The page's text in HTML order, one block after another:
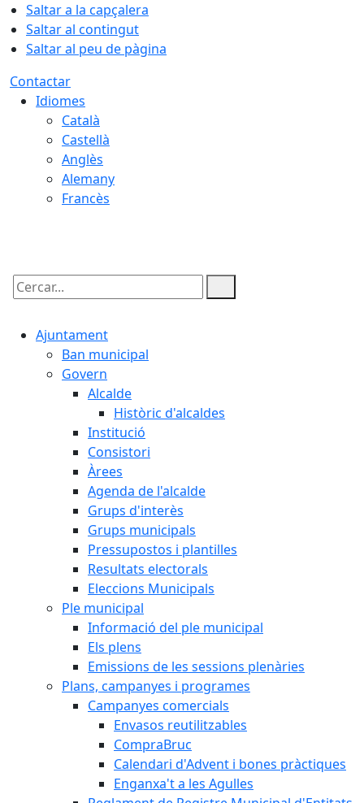
Saltar a la capçalera
Saltar al contingut
Saltar al peu de pàgina
Contactar
Idiomes
Català
Castellà
Anglès
Alemany
Francès
Cercar:
Ajuntament
Ban municipal
Govern
Alcalde
Històric d'alcaldes
Institució
Consistori
Àrees
Agenda de l'alcalde
Grups d'interès
Grups municipals
Pressupostos i plantilles
Resultats electorals
Eleccions Municipals
Ple municipal
Informació del ple municipal
Els plens
Emissions de les sessions plenàries
Plans, campanyes i programes
Campanyes comercials
Envasos reutilitzables
CompraBruc
Calendari d'Advent i bones pràctiques
Enganxa't a les Agulles